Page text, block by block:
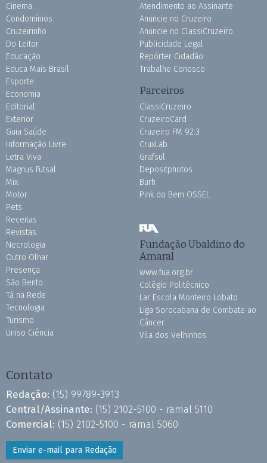
Cinema
Condomínios
Cruzeirinho
Do Leitor
Educação
Educa Mais Brasil
Esporte
Economia
Editorial
Exterior
Guia Saúde
Informação Livre
Letra Viva
Magnus Futsal
Mix
Motor
Pets
Receitas
Revistas
Necrologia
Outro Olhar
Presença
São Bento
Tá na Rede
Tecnologia
Turismo
Uniso Ciência
Atendimento ao Assinante
Anuncie no Cruzeiro
Anuncie no ClassiCruzeiro
Publicidade Legal
Repórter Cidadão
Trabalhe Conosco
Parceiros
ClassiCruzeiro
CruzeiroCard
Cruzeiro FM 92.3
CruxLab
Grafsul
Depositphotos
Burh
Pink do Bem OSSEL
Fundação Ubaldino do
Amaral
www.fua.org.br
Colégio Politécnico
Lar Escola Monteiro Lobato
Liga Sorocabana de Combate ao
Câncer
Vila dos Velhinhos
Contato
Redação: (15) 99789-3913
Central/Assinante: (15) 2102-5100 - ramal 5110
Comercial: (15) 2102-5100 - ramal 5060
Enviar e-mail para Redação